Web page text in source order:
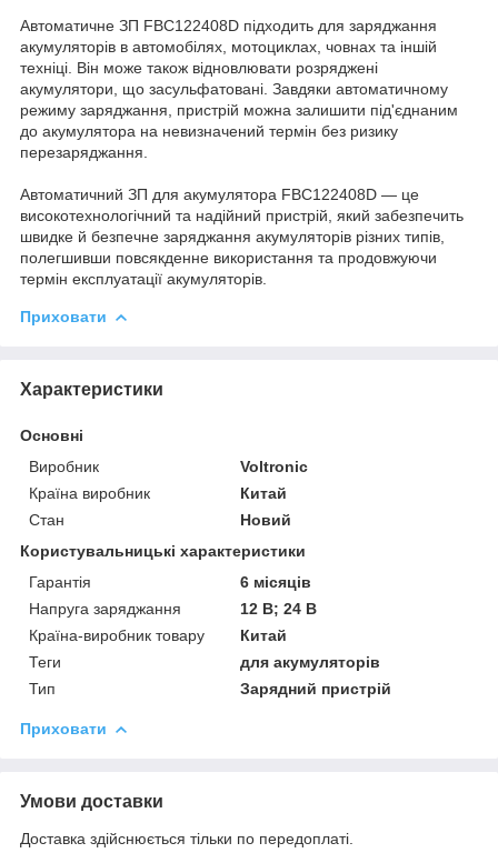
Автоматичне ЗП FBC122408D підходить для заряджання
акумуляторів в автомобілях, мотоциклах, човнах та іншій
техніці. Він може також відновлювати розряджені
акумулятори, що засульфатовані. Завдяки автоматичному
режиму заряджання, пристрій можна залишити під'єднаним
до акумулятора на невизначений термін без ризику
перезаряджання.
Автоматичний ЗП для акумулятора FBC122408D — це
високотехнологічний та надійний пристрій, який забезпечить
швидке й безпечне заряджання акумуляторів різних типів,
полегшивши повсякденне використання та продовжуючи
термін експлуатації акумуляторів.
Приховати
Характеристики
Основні
Виробник
Voltronic
Країна виробник
Китай
Стан
Новий
Користувальницькі характеристики
Гарантія
6 місяців
Напруга заряджання
12 В; 24 В
Країна-виробник товару
Китай
Теги
для акумуляторів
Тип
Зарядний пристрій
Приховати
Умови доставки
Доставка здійснюється тільки по передоплаті.